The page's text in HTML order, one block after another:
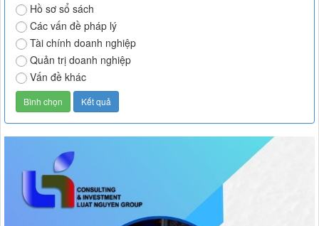
Hồ sơ sổ sách
Các vấn đề pháp lý
Tài chính doanh nghiệp
Quản trị doanh nghiệp
Vấn đề khác